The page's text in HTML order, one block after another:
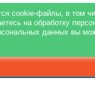
cookie-файлы, в том
на обработку
данных вы
Архив номеров